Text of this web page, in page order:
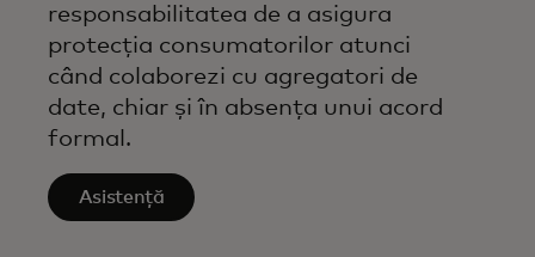
responsabilitatea de a asigura
protecția consumatorilor atunci
când colaborezi cu agregatori de
date, chiar și în absența unui acord
formal.
Asistență